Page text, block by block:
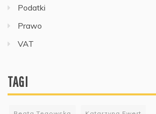
Podatki
Prawo
VAT
TAGI